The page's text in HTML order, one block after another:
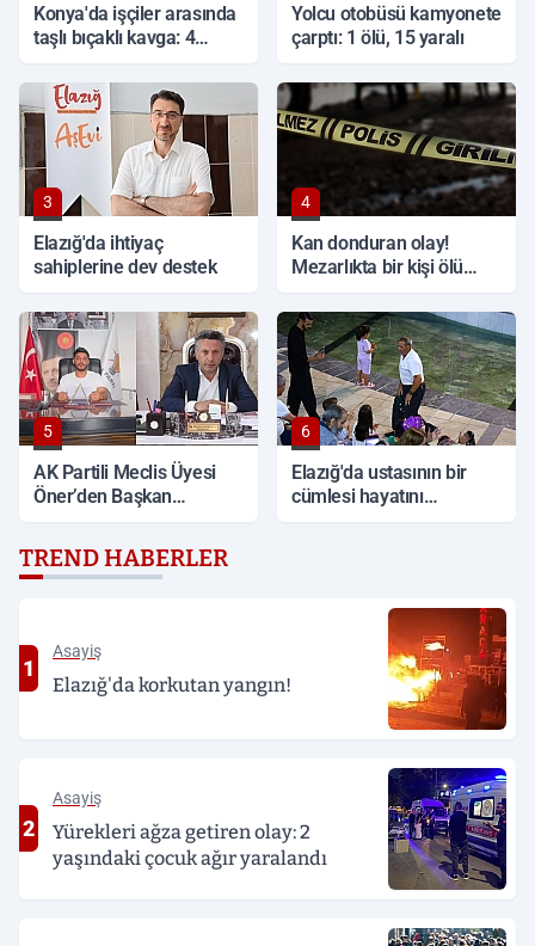
Konya'da işçiler arasında
taşlı bıçaklı kavga: 4
Yolcu otobüsü kamyonete
çarptı: 1 ölü, 15 yaralı
3
Elazığ'da ihtiyaç
sahiplerine dev destek
4
Kan donduran olay!
Mezarlıkta bir kişi ölü
5
AK Partili Meclis Üyesi
Öner’den Başkan
6
Elazığ'da ustasının bir
cümlesi hayatını
TREND HABERLER
1
Asayiş
Elazığ'da korkutan yangın!
2
Asayiş
Yürekleri ağza getiren olay: 2
yaşındaki çocuk ağır yaralandı